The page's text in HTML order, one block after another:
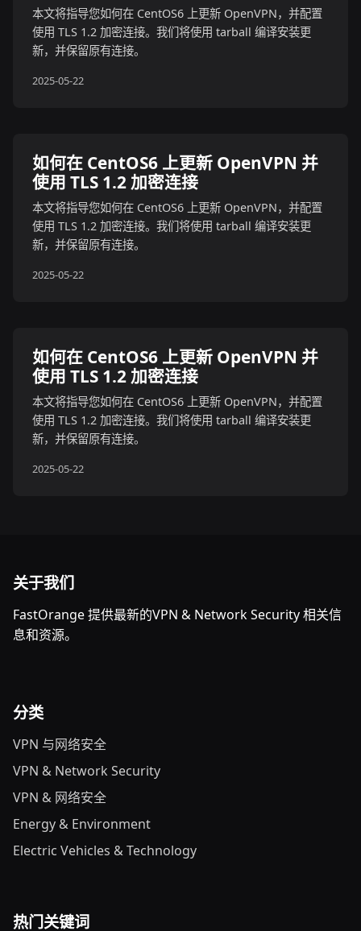
本文将指导您如何在 CentOS6 上更新 OpenVPN，并配置
使用 TLS 1.2 加密连接。我们将使用 tarball 编译安装更
新，并保留原有连接。
2025-05-22
如何在 CentOS6 上更新 OpenVPN 并
使用 TLS 1.2 加密连接
本文将指导您如何在 CentOS6 上更新 OpenVPN，并配置
使用 TLS 1.2 加密连接。我们将使用 tarball 编译安装更
新，并保留原有连接。
2025-05-22
如何在 CentOS6 上更新 OpenVPN 并
使用 TLS 1.2 加密连接
本文将指导您如何在 CentOS6 上更新 OpenVPN，并配置
使用 TLS 1.2 加密连接。我们将使用 tarball 编译安装更
新，并保留原有连接。
2025-05-22
关于我们
FastOrange 提供最新的VPN & Network Security 相关信
息和资源。
分类
VPN 与网络安全
VPN & Network Security
VPN & 网络安全
Energy & Environment
Electric Vehicles & Technology
热门关键词